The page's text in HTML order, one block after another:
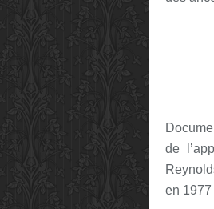
de
en